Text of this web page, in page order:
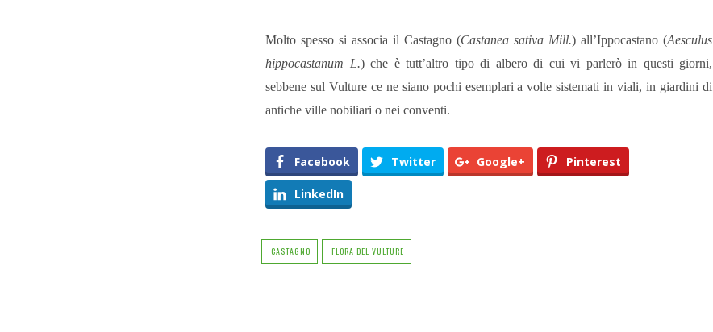
Molto spesso si associa il Castagno (Castanea sativa Mill.) all’Ippocastano (Aesculus
hippocastanum L.) che è tutt’altro tipo di albero di cui vi parlerò in questi giorni,
sebbene sul Vulture ce ne siano pochi esemplari a volte sistemati in viali, in giardini di
antiche ville nobiliari o nei conventi.
Facebook Twitter Google+ Pinterest
LinkedIn
CASTAGNO FLORA DEL VULTURE